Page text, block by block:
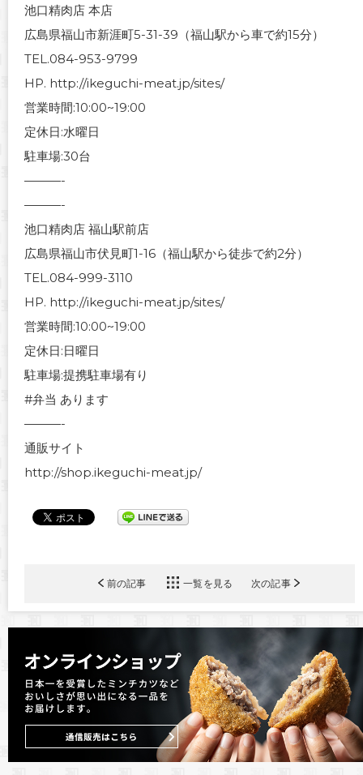
池口精肉店 本店
広島県福山市新涯町5-31-39（福山駅から車で約15分）
TEL.084-953-9799
HP. http://ikeguchi-meat.jp/sites/
営業時間:10:00~19:00
定休日:水曜日
駐車場:30台
———-
———-
池口精肉店 福山駅前店
広島県福山市伏見町1-16（福山駅から徒歩で約2分）
TEL.084-999-3110
HP. http://ikeguchi-meat.jp/sites/
営業時間:10:00~19:00
定休日:日曜日
駐車場:提携駐車場有り
#弁当 あります
———-
通販サイト
http://shop.ikeguchi-meat.jp/
前の記事 一覧を見る 次の記事